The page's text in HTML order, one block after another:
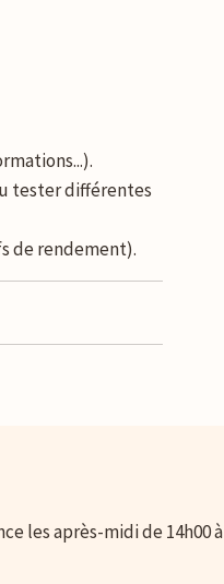
tester différentes
de rendement).
les après-midi de 14h00 à